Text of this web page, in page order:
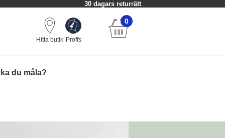
30 dagars returrätt
Hitta butik Proffs
0
du måla?